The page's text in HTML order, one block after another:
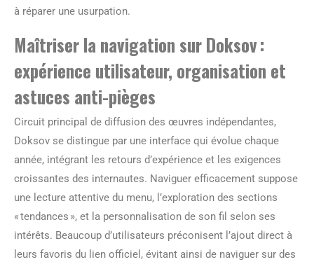
à réparer une usurpation.
Maîtriser la navigation sur Doksov :
expérience utilisateur, organisation et
astuces anti-pièges
Circuit principal de diffusion des œuvres indépendantes,
Doksov se distingue par une interface qui évolue chaque
année, intégrant les retours d’expérience et les exigences
croissantes des internautes. Naviguer efficacement suppose
une lecture attentive du menu, l’exploration des sections
« tendances », et la personnalisation de son fil selon ses
intérêts. Beaucoup d’utilisateurs préconisent l’ajout direct à
leurs favoris du lien officiel, évitant ainsi de naviguer sur des